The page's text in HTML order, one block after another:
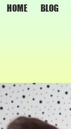
HOME BLOG